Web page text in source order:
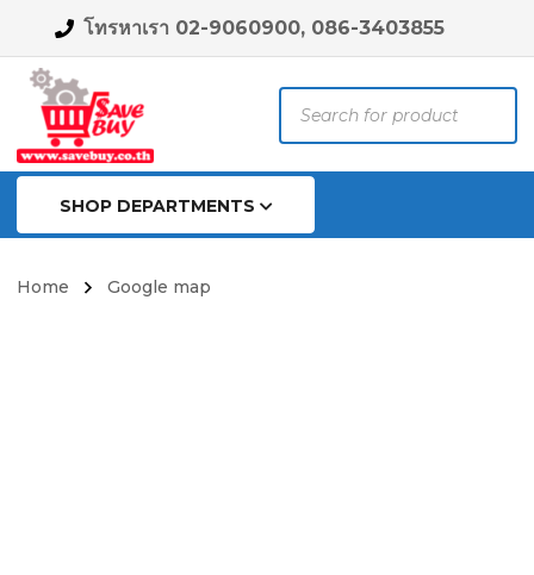
โทรหาเรา 02-9060900, 086-3403855
search
SHOP DEPARTMENTS
Home Google map